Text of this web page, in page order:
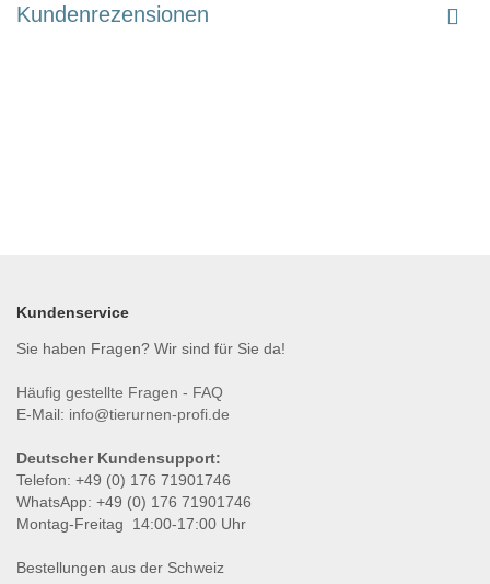
Kundenrezensionen
Kundenservice
Sie haben Fragen? Wir sind für Sie da!
Häufig gestellte Fragen - FAQ
E-Mail: info@tierurnen-profi.de
Deutscher Kundensupport:
Telefon: +49 (0) 176 71901746
WhatsApp: +49 (0) 176 71901746
Montag-Freitag 14:00-17:00 Uhr
Bestellungen aus der Schweiz